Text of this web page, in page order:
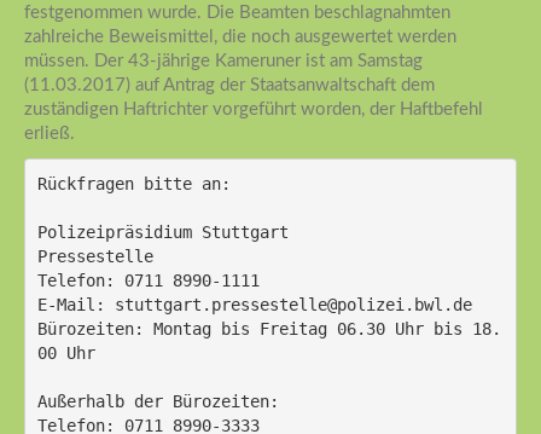
festgenommen wurde. Die Beamten beschlagnahmten
zahlreiche Beweismittel, die noch ausgewertet werden
müssen. Der 43-jährige Kameruner ist am Samstag
(11.03.2017) auf Antrag der Staatsanwaltschaft dem
zuständigen Haftrichter vorgeführt worden, der Haftbefehl
erließ.
Rückfragen bitte an:
Polizeipräsidium Stuttgart
Pressestelle
Telefon: 0711 8990-1111
E-Mail: stuttgart.pressestelle@polizei.bwl.de
Bürozeiten: Montag bis Freitag 06.30 Uhr bis 18.
00 Uhr
Außerhalb der Bürozeiten:
Telefon: 0711 8990-3333